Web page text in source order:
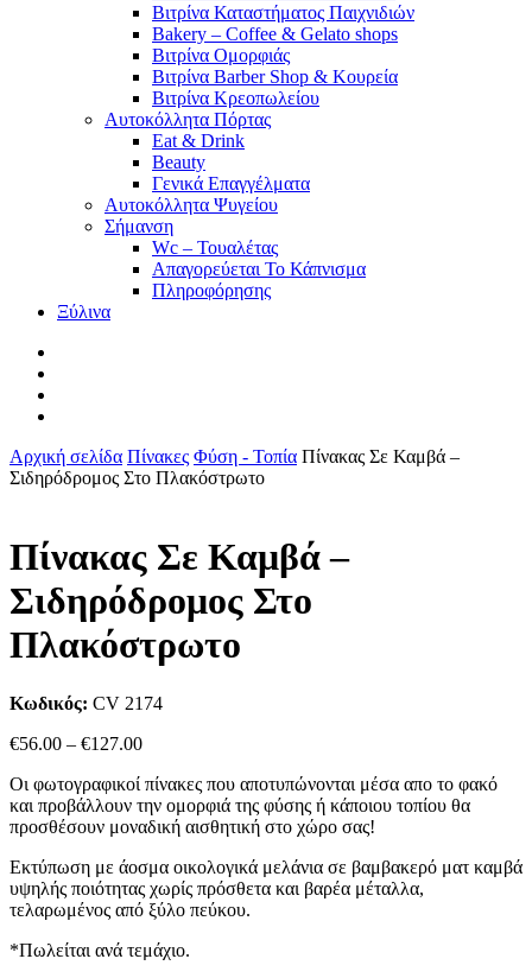
Βιτρίνα Καταστήματος Παιχνιδιών
Bakery – Coffee & Gelato shops
Βιτρίνα Ομορφιάς
Βιτρίνα Barber Shop & Κουρεία
Βιτρίνα Κρεοπωλείου
Αυτοκόλλητα Πόρτας
Eat & Drink
Beauty
Γενικά Επαγγέλματα
Αυτοκόλλητα Ψυγείου
Σήμανση
Wc – Τουαλέτας
Απαγορεύεται Το Κάπνισμα
Πληροφόρησης
Ξύλινα
Αρχική σελίδα Πίνακες Φύση - Τοπία Πίνακας Σε Καμβά –
Σιδηρόδρομος Στο Πλακόστρωτο
Πίνακας Σε Καμβά –
Σιδηρόδρομος Στο
Πλακόστρωτο
Κωδικός: CV 2174
€56.00 – €127.00Price
€56.00
through
€127.00
Οι φωτογραφικοί πίνακες που αποτυπώνονται μέσα απο το φακό
και προβάλλουν την ομορφιά της φύσης ή κάποιου τοπίου θα
προσθέσουν μοναδική αισθητική στο χώρο σας!
Εκτύπωση με άοσμα οικολογικά μελάνια σε βαμβακερό ματ καμβά
υψηλής ποιότητας χωρίς πρόσθετα και βαρέα μέταλλα,
τελαρωμένος από ξύλο πεύκου.
*Πωλείται ανά τεμάχιο.